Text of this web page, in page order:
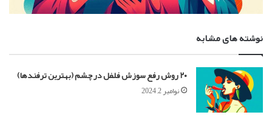
نوشته های مشابه
۲۰ روش رفع سوزش فلفل در چشم (بهترین ترفندها)
نوامبر 2, 2024